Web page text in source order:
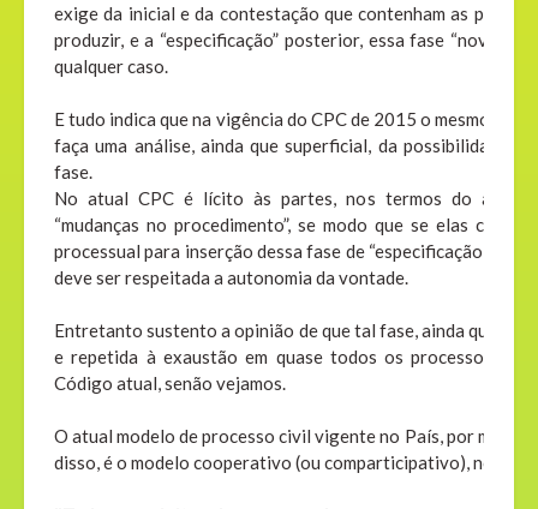
exige da inicial e da contestação que contenham as provas
produzir, e a “especificação” posterior, essa fase “nova”,
qualquer caso.
E tudo indica que na vigência do CPC de 2015 o mesmo
faça uma análise, ainda que superficial, da possibilidade
fase.
No atual CPC é lícito às partes, nos termos do art.
“mudanças no procedimento”, se modo que se elas
processual para inserção dessa fase de “especificação de
deve ser respeitada a autonomia da vontade.
Entretanto sustento a opinião de que tal fase, ainda que
e repetida à exaustão em quase todos os processos,
Código atual, senão vejamos.
O atual modelo de processo civil vigente no País, por mais
disso, é o modelo cooperativo (ou comparticipativo), nos